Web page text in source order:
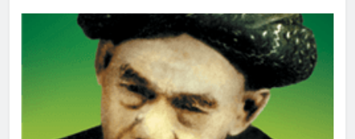
POJOK LIRBOYO
Delegasi MQK Kota Kediri
Menuju Probolinggo
POJOK LIRBOYO